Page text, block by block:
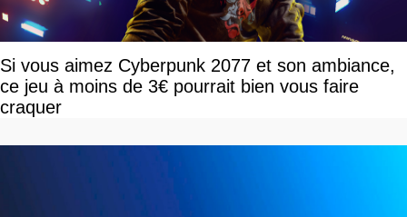
Si vous aimez Cyberpunk 2077 et son ambiance,
ce jeu à moins de 3€ pourrait bien vous faire
craquer